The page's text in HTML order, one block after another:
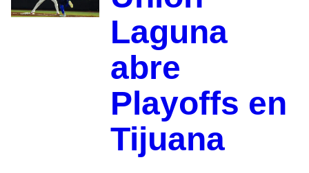
Laguna
abre
Playoffs en
Tijuana